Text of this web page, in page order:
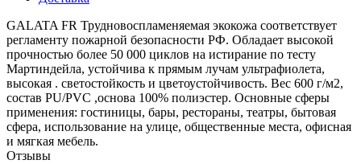
GALATA FR Трудновоспламеняемая экокожа соответствует
регламенту пожарной безопасности РФ. Обладает высокой
прочностью более 50 000 циклов на истирание по тесту
Мартиндейла, устойчива к прямым лучам ультрафиолета,
высокая . светостойкость и цветоустойчивость. Вес 600 г/м2,
состав PU/PVC ,основа 100% полиэстер. Основные сферы
применения: гостиницы, бары, рестораны, театры, бытовая
сфера, использование на улице, общественные места, офисная
и мягкая мебель.
Отзывы